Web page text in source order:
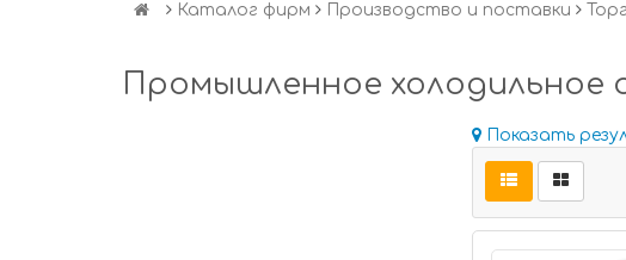
Каталог фирм Производство и поставки
Промышленное холодильное
Показать